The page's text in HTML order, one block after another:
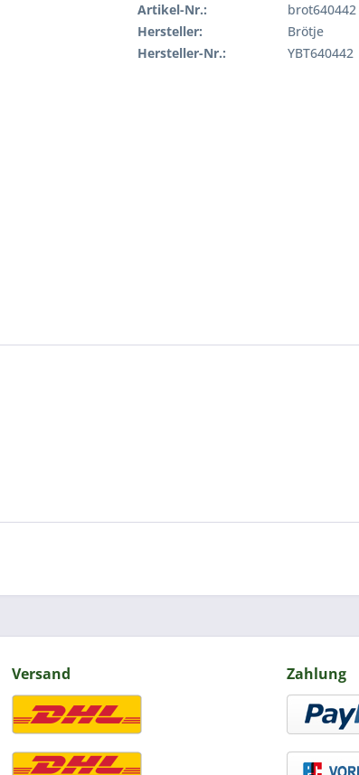
Artikel-Nr.:
brot640442
Hersteller:
Brötje
Hersteller-Nr.:
YBT640442
Versand Zahlung